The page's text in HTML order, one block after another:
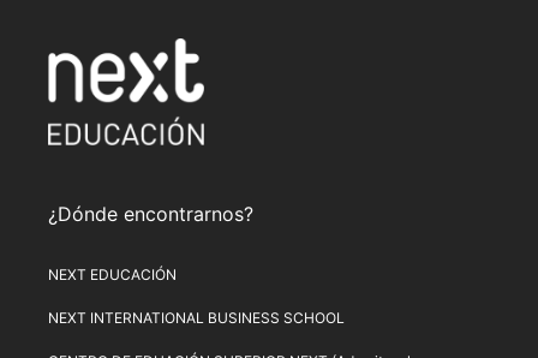
¿Dónde encontrarnos?
NEXT EDUCACIÓN
NEXT INTERNATIONAL BUSINESS SCHOOL